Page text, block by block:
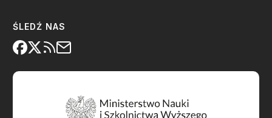
ŚLEDŹ NAS